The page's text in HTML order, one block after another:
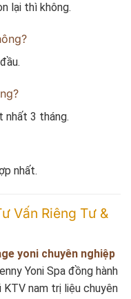
lại thì không.
nhất 3 tháng.
nhất.
Vấn Riêng Tư &
yoni chuyên nghiệp
Yoni Spa đồng hành
nam trị liệu chuyên